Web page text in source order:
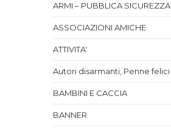
ARMI – PUBBLICA SICUREZZA
ASSOCIAZIONI AMICHE
ATTIVITA'
Autori disarmanti, Penne felici
BAMBINI E CACCIA
BANNER